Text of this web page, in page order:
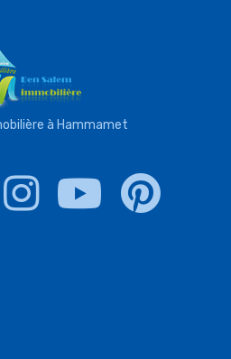
à Hammamet